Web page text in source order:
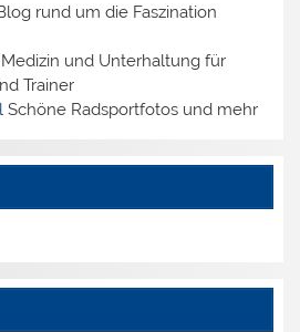
rund um die Faszination
und Unterhaltung für
Trainer
Schöne Radsportfotos und mehr